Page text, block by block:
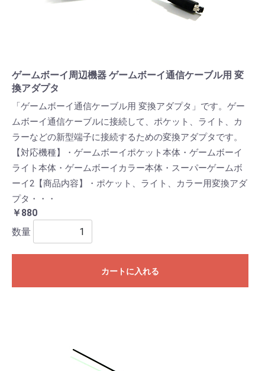
ゲームボーイ周辺機器 ゲームボーイ通信ケーブル用 変
換アダプタ
「ゲームボーイ通信ケーブル用 変換アダプタ」です。ゲー
ムボーイ通信ケーブルに接続して、ポケット、ライト、カ
ラーなどの新型端子に接続するための変換アダプタです。
【対応機種】・ゲームボーイポケット本体・ゲームボーイ
ライト本体・ゲームボーイカラー本体・スーパーゲームボ
ーイ2【商品内容】・ポケット、ライト、カラー用変換アダ
プタ・・・
￥880
数量
カートに入れる